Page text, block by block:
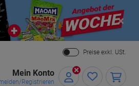
Close
Preise exkl. USt.
Mein Konto
Registrieren